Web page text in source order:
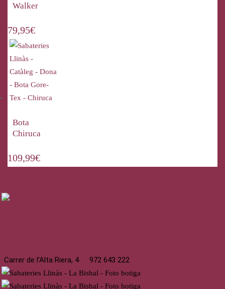
Walker
79,95€
Bota
Chiruca
109,99€
Carrer de l’Alta Riera, 4 972 643 222